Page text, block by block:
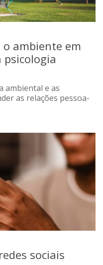
ambiente em
psicologia
ambiental e as
as relações pessoa-
sociais